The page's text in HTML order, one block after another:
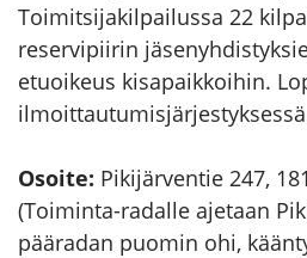
Toimitsijakilpailussa 22
reservipiirin
etuoikeus kisapaikkoihin.
Osoite: Pikijärventie 247,
(Toiminta-radalle ajetaan
pääradan puomin ohi,